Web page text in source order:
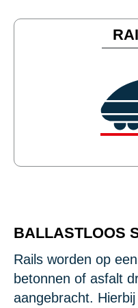
BALLASTLOOS
Rails worden op
betonnen of asfalt
aangebracht.